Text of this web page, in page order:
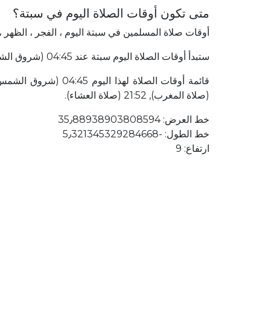
متى تكون أوقات الصلاة اليوم في سبتة؟
أوقات صلاة المسلمين في سبتة اليوم ، الفجر ،
ستبدأ أوقات الصلاة اليوم سبتة عند 04:45 (شروق الشمس) وتنتهي عند 21:52 (صلاة العشاء). سبتة إسبانيا يقع في 4642٫50 كلم الشرق إلى مكة المكرمة.
(صلاة المغرب), 21:52 (صلاة العشاء).
خط العرض: 35٫88938903808594
خط الطول: ؜-5٫321345329284668
ارتفاع: 9